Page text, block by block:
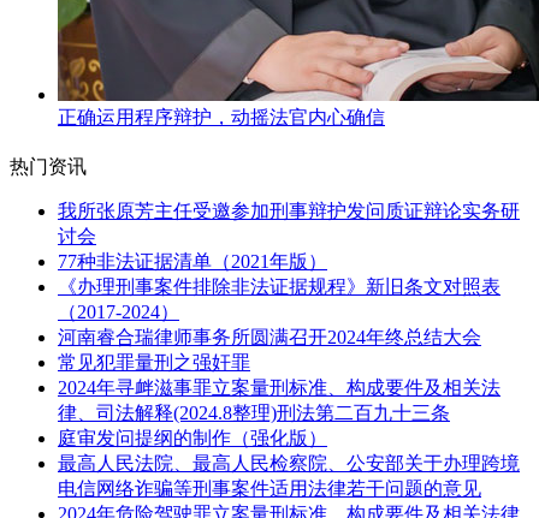
正确运用程序辩护，动摇法官内心确信
热门资讯
我所张原芳主任受邀参加刑事辩护发问质证辩论实务研
讨会
77种非法证据清单（2021年版）
《办理刑事案件排除非法证据规程》新旧条文对照表
（2017-2024）
河南睿合瑞律师事务所圆满召开2024年终总结大会
常见犯罪量刑之强奸罪
2024年寻衅滋事罪立案量刑标准、构成要件及相关法
律、司法解释(2024.8整理)刑法第二百九十三条
庭审发问提纲的制作（强化版）
最高人民法院、最高人民检察院、公安部关于办理跨境
电信网络诈骗等刑事案件适用法律若干问题的意见
2024年危险驾驶罪立案量刑标准、构成要件及相关法律